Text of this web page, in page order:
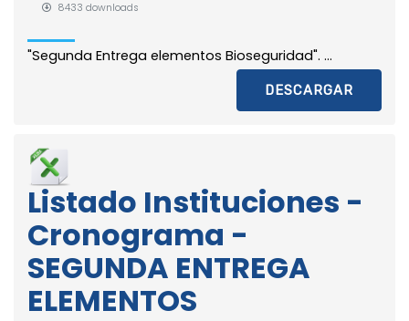
8433 downloads
"Segunda Entrega elementos Bioseguridad". ...
DESCARGAR
Listado Instituciones -
Cronograma -
SEGUNDA ENTREGA
ELEMENTOS